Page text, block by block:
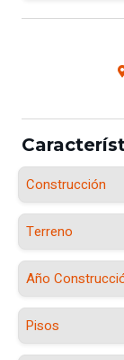
Construcción
Terreno
Año
Pisos